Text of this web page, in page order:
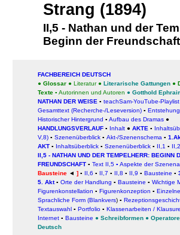
Strang (1894)
II,5 - Nathan und der
Beginn der Freundschaft
FACHBEREICH DEUTSCH
● Glossar ● Literatur● Literarische Gattungen ●
Texte ▪ Autorinnen und Autoren ● Gotthold
NATHAN DER WEISE ▪ teachSam-YouTube-Playlist
Gesamttext (Recherche-/Leseversion) ▪
Historischer Hintergrund ▪ Aufbau des Dramas ●
HANDLUNGSVERLAUF ▪ Inhalt ● AKTE ▪
V,8) ▪ Szenenüberblick ▪ Akt-/Szenenschema ▪
AKT ▪ Inhaltsüberblick ▪ Szenenüberblick ▪ II,1 ▪
II,5 - NATHAN UND DER TEMPELHERR: BEGINN
FREUNDSCHAFT ▪ Text II,5 ▪ Aspekte der
Bausteine ◄ ] ▪ II,6 ▪ II,7 ▪ II,8 ▪ II,9 ▪ Bausteine ▪
5. Akt▪ Orte der Handlung ▪ Bausteine ▪ Wichtige
Figurenkonstellation ▪ Figurenkonzeption ▪
Sprachliche Form (Blankvers) ▪
Textauswahl ▪ Portfolio ▪ Klassenarbeiten /
Internet ▪ Bausteine ● Schreibformen ●
Deutsch